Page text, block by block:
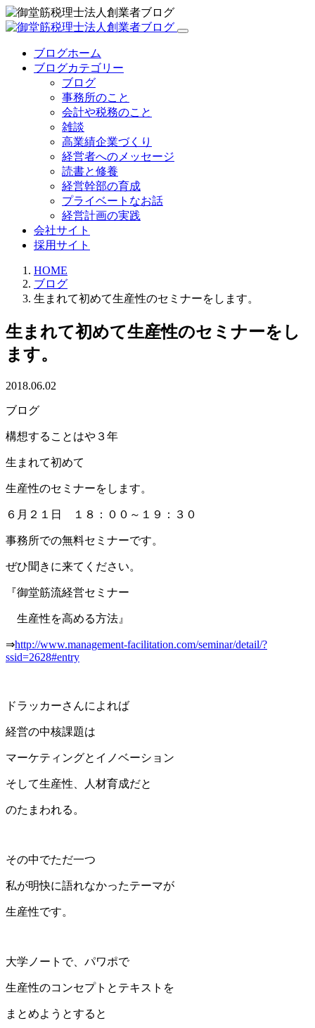
ブログホーム
ブログカテゴリー
ブログ
事務所のこと
会計や税務のこと
雑談
高業績企業づくり
経営者へのメッセージ
読書と修養
経営幹部の育成
プライベートなお話
経営計画の実践
会社サイト
採用サイト
HOME
ブログ
生まれて初めて生産性のセミナーをします。
生まれて初めて生産性のセミナーをし
ます。
2018.06.02
ブログ
構想することはや３年
生まれて初めて
生産性のセミナーをします。
６月２１日 １８：００～１９：３０
事務所での無料セミナーです。
ぜひ聞きに来てください。
『御堂筋流経営セミナー
生産性を高める方法』
⇒http://www.management-facilitation.com/seminar/detail/?
ssid=2628#entry
ドラッカーさんによれば
経営の中核課題は
マーケティングとイノベーション
そして生産性、人材育成だと
のたまわれる。
その中でただ一つ
私が明快に語れなかったテーマが
生産性です。
大学ノートで、パワポで
生産性のコンセプトとテキストを
まとめようとすると